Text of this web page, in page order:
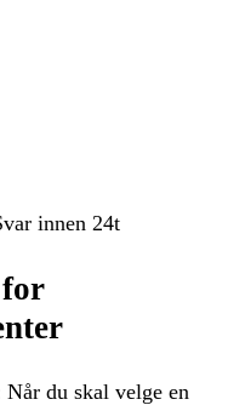
innen 24t
du skal velge en